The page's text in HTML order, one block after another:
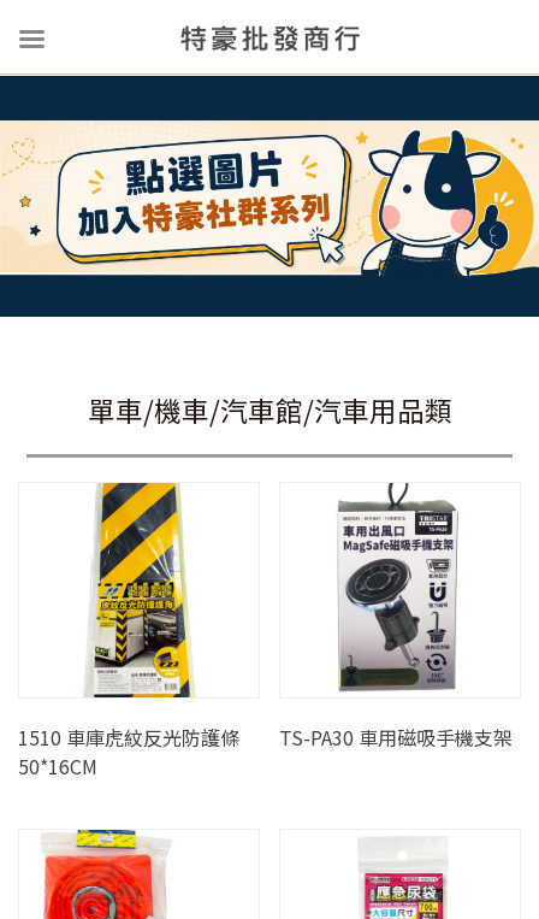
單車/機車/汽車館/汽車用品類
1510 車庫虎紋反光防護條
50*16CM
TS-PA30 車用磁吸手機支架